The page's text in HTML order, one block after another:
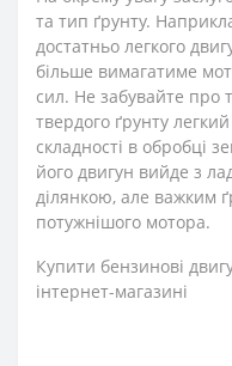
та тип ґрунту.
достатньо легкого
більше вимагатиме
сил. Не забувайте про
твердого ґрунту
складності в обробці
його двигун вийде з
ділянкою, але важким
потужнішого мотора.
Купити бензинові
інтернет-магазині